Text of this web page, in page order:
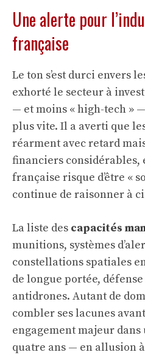
Une alerte pour
française
Le ton s’est durci envers
exhorté le secteur à
— et moins « high-tech »
plus vite. Il a averti que
réarment avec retard
financiers considérables,
française risque d’être «
continue de raisonner à
La liste des capacités
munitions, systèmes
constellations spatiales
de longue portée,
antidrones. Autant de
combler ses lacunes
engagement majeur
quatre ans — en allusion